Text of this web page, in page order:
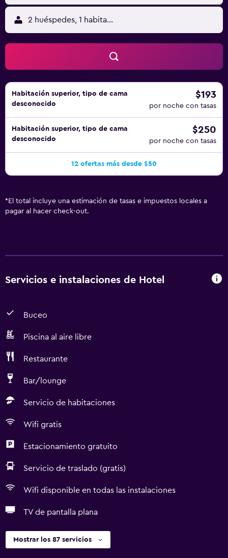
alojamiento. El aeropuerto (Aeropuerto de Tesalónica)
está a 78 km.
2 huéspedes, 1 habitación
Habitación superior, tipo de cama
desconocido
$193
por noche con tasas
Habitación superior, tipo de cama
desconocido
$250
por noche con tasas
12 ofertas más desde $50
* El total incluye una estimación de tasas e impuestos locales a
pagar al hacer check-out.
Servicios e instalaciones de Hotel
Buceo
Piscina al aire libre
Restaurante
Bar/lounge
Servicio de habitaciones
Wifi gratis
Estacionamiento gratuito
Servicio de traslado (gratis)
Wifi disponible en todas las instalaciones
TV de pantalla plana
Mostrar los 87 servicios